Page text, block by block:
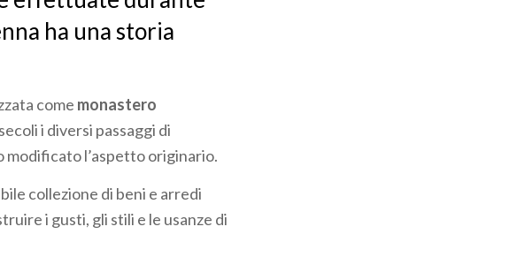
ha una storia
come monastero
i diversi passaggi di
modificato l’aspetto originario.
collezione di beni e arredi
i gusti, gli stili e le usanze di